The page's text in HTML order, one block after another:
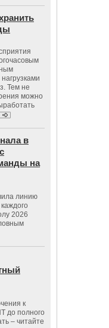
Тем не
можно
в
на
линию
2026
к
до полного
– читайте